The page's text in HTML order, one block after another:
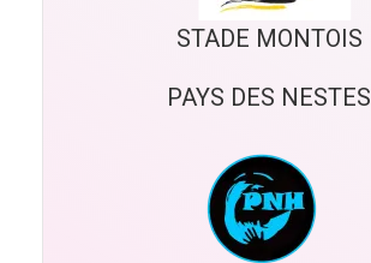
STADE MONTOIS
PAYS DES NESTES